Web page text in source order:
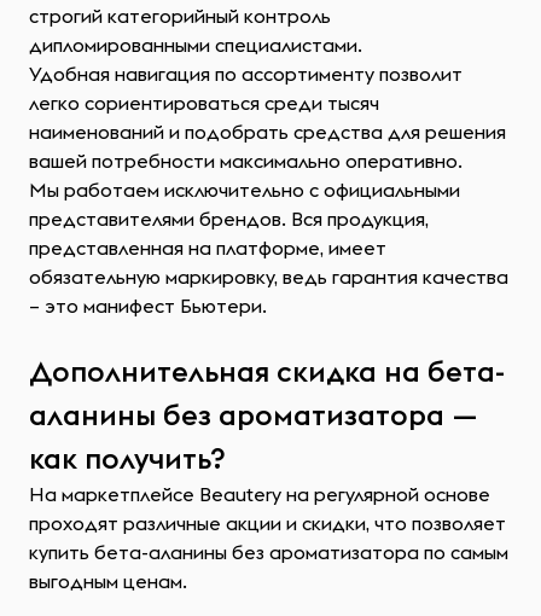
строгий категорийный контроль
дипломированными специалистами.
Удобная навигация по ассортименту позволит
легко сориентироваться среди тысяч
наименований и подобрать средства для решения
вашей потребности максимально оперативно.
Мы работаем исключительно с официальными
представителями брендов. Вся продукция,
представленная на платформе, имеет
обязательную маркировку, ведь гарантия качества
– это манифест Бьютери.
Дополнительная скидка на бета-
аланины без ароматизатора —
как получить?
На маркетплейсе Beautery на регулярной основе
проходят различные акции и скидки, что позволяет
купить бета-аланины без ароматизатора по самым
выгодным ценам.